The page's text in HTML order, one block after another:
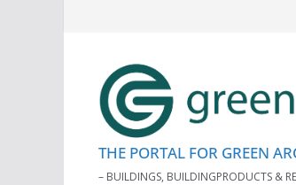
THE PORTAL FOR GREEN
– BUILDINGS, BUILDINGPRODUCTS &